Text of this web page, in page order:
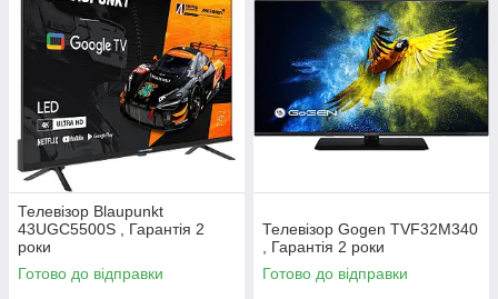
Телевізор Blaupunkt
43UGC5500S , Гарантія 2
роки
Готово до відправки
Телевізор Gogen TVF32M340
, Гарантія 2 роки
Готово до відправки